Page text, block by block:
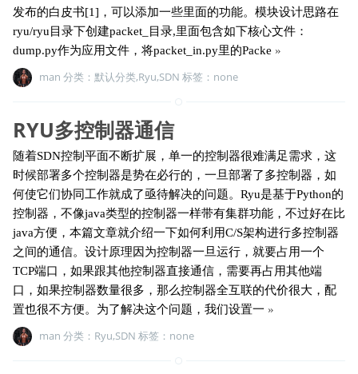
发布的白皮书[1]，可以添加一些里面的功能。模块设计思路在
ryu/ryu目录下创建packet_目录,里面包含如下核心文件：
dump.py作为应用文件，将packet_in.py里的Packe »
man 分类： 默认分类,Ryu,SDN 标签：none
RYU多控制器通信
随着SDN控制平面不断扩展，单一的控制器很难满足需求，这
时候部署多个控制器是势在必行的，一旦部署了多控制器，如
何使它们协同工作就成了亟待解决的问题。Ryu是基于Python的
控制器，不像java类型的控制器一样带有集群功能，不过好在比
java方便，本篇文章就介绍一下如何利用C/S架构进行多控制器
之间的通信。设计原理因为控制器一旦运行，就要占用一个
TCP端口，如果跟其他控制器直接通信，需要再占用其他端
口，如果控制器数量很多，那么控制器全互联的代价很大，配
置也很不方便。为了解决这个问题，我们设置一 »
man 分类： Ryu,SDN 标签：none